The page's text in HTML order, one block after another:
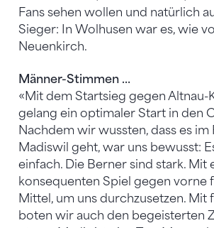
Fans sehen wollen und natürlich
Sieger: In Wolhusen war es, wie
Neuenkirch.
Männer-Stimmen …
«Mit dem Startsieg gegen Altnau-
gelang ein optimaler Start in den
Nachdem wir wussten, dass es im
Madiswil geht, war uns bewusst:
einfach. Die Berner sind stark. Mit
konsequenten Spiel gegen vorne
Mittel, um uns durchzusetzen. Mit
boten wir auch den begeisterten